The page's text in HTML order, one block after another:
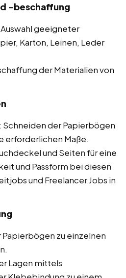
-beschaffung
Auswahl geeigneter
Karton, Leinen, Leder
der Materialien von
: Schneiden der Papierbögen
erforderlichen Maße.
und Seiten für eine
und Passform bei diesen
und Freelancer Jobs in
Papierbögen zu einzelnen
Lagen mittels